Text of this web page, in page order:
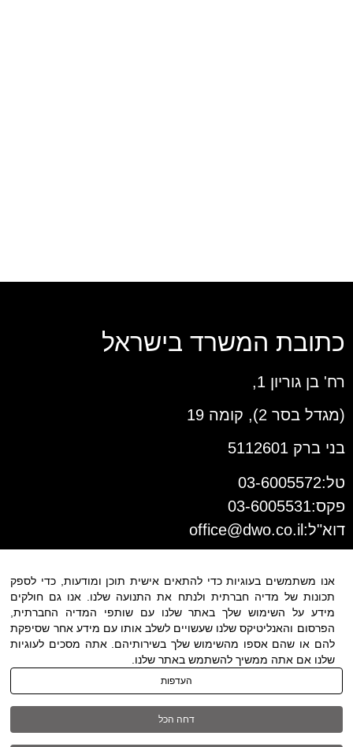
כתובת המשרד בישראל
רח' בן גוריון 1,
(מגדל בסר 2), קומה 19
בני ברק 5112601
טל:03-6005572
פקס:03-6005531
דוא"ל: office@dwo.co.il
תנאי שימוש הצהרת נגישות
| כל
הזכויות שמורות ל DWO ©
אנו משתמשים בעוגיות כדי להתאים אישית תוכן ומודעות, כדי לספק
תכונות של מדיה חברתית ולנתח את התנועה שלנו. אנו גם חולקים
מידע על השימוש שלך באתר שלנו עם שותפי המדיה החברתית,
הפרסום והאנליטיקס שלנו שעשויים לשלב אותו עם מידע אחר שסיפקת
להם או שהם אספו מהשימוש שלך בשירותיהם. אתה מסכים לעוגיות
שלנו אם אתה ממשיך להשתמש באתר שלנו.
העדפות
דחה הכל